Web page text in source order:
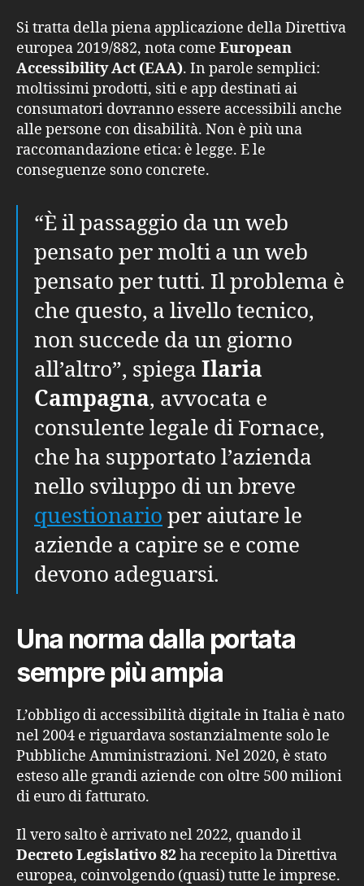
Si tratta della piena applicazione della Direttiva
europea 2019/882, nota come European
Accessibility Act (EAA). In parole semplici:
moltissimi prodotti, siti e app destinati ai
consumatori dovranno essere accessibili anche
alle persone con disabilità. Non è più una
raccomandazione etica: è legge. E le
conseguenze sono concrete.
“È il passaggio da un web
pensato per molti a un web
pensato per tutti. Il problema è
che questo, a livello tecnico,
non succede da un giorno
all’altro”, spiega Ilaria
Campagna, avvocata e
consulente legale di Fornace,
che ha supportato l’azienda
nello sviluppo di un breve
questionario per aiutare le
aziende a capire se e come
devono adeguarsi.
Una norma dalla portata
sempre più ampia
L’obbligo di accessibilità digitale in Italia è nato
nel 2004 e riguardava sostanzialmente solo le
Pubbliche Amministrazioni. Nel 2020, è stato
esteso alle grandi aziende con oltre 500 milioni
di euro di fatturato.
Il vero salto è arrivato nel 2022, quando il
Decreto Legislativo 82ha recepito la Direttiva
europea, coinvolgendo (quasi) tutte le imprese.